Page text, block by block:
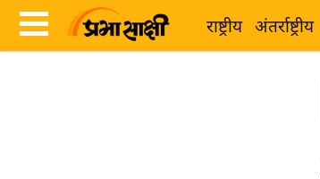
राष्ट्रीय अंतर्राष्ट्रीय